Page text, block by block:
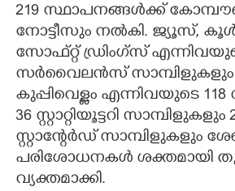
219 സ്ഥാപനങ്ങൾക്ക്
നോട്ടീസും നൽകി. ജ്യൂസ്, കൂൾ
സോഫ്റ്റ് ഡ്രിംഗ്സ്
സർവൈലൻസ് സാമ്പിളുകളും
കുപ്പിവെള്ളം എന്നിവയുടെ
36 സ്റ്റാറ്റിയൂട്ടറി
സ്റ്റാന്റേർഡ് സാമ്പിളുകളും
പരിശോധനകൾ ശക്തമായി
വ്യക്തമാക്കി.